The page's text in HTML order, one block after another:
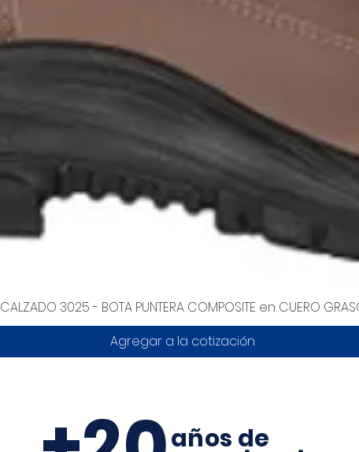
Vista rápida
CALZADO 3025 - BOTA PUNTERA COMPOSITE en CUERO
Agregar a la cotización
años de